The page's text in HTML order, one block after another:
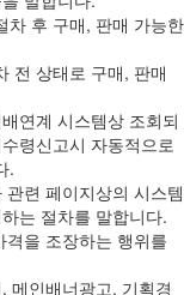
후 구매, 판매 가능한
전 상태로 구매, 판매
연계 시스템상 조회되
령신고시 자동적으로
.
련 페이지상의 시스템
는 절차를 말합니다.
을 조장하는 행위를
메인배너광고, 기획경